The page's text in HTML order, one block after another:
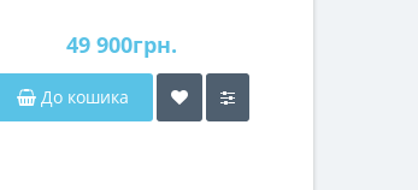
49 900грн.
До кошика